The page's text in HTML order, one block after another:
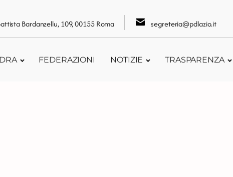
Bardanzellu, 109, 00155 Roma segreteria@pdlazio.it
FEDERAZIONI NOTIZIE TRASPARENZA